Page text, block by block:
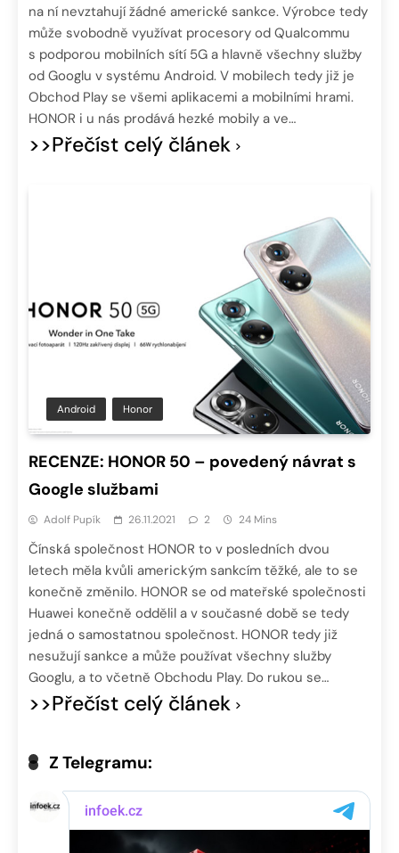
na ní nevztahují žádné americké sankce. Výrobce tedy
může svobodně využívat procesory od Qualcommu
s podporou mobilních sítí 5G a hlavně všechny služby
od Googlu v systému Android. V mobilech tedy již je
Obchod Play se všemi aplikacemi a mobilními hrami.
HONOR i u nás prodává hezké mobily a ve…
>>Přečíst celý článek
Android Honor
RECENZE: HONOR 50 – povedený návrat s
Google službami
Adolf Pupík 26.11.2021 2 24 Mins
Čínská společnost HONOR to v posledních dvou
letech měla kvůli americkým sankcím těžké, ale to se
konečně změnilo. HONOR se od mateřské společnosti
Huawei konečně oddělil a v současné době se tedy
jedná o samostatnou společnost. HONOR tedy již
nesužují sankce a může používat všechny služby
Googlu, a to včetně Obchodu Play. Do rukou se…
>>Přečíst celý článek
Z Telegramu: